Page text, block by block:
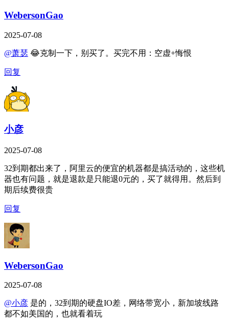
WebersonGao
2025-07-08
@萧瑟 😂克制一下，别买了。买完不用：空虚+悔恨
回复
小彦
2025-07-08
32到期都出来了，阿里云的便宜的机器都是搞活动的，这些机
器也有问题，就是退款是只能退0元的，买了就得用。然后到
期后续费很贵
回复
WebersonGao
2025-07-08
@小彦 是的，32到期的硬盘IO差，网络带宽小，新加坡线路
都不如美国的，也就看着玩